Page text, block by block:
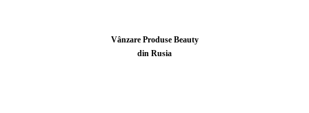
Vânzare Produse Beauty
din Rusia